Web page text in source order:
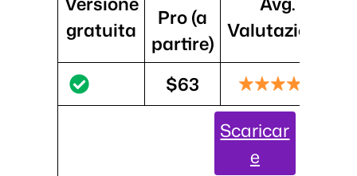
gratuita
Pro (a
partire)
Valutazione
$63
Scaricar
e